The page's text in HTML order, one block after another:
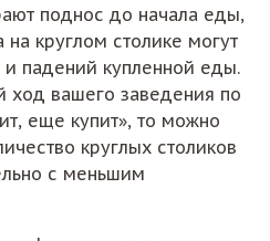
поднос до начала еды,
круглом столике могут
и падений купленной еды.
ход вашего заведения по
еще купит», то можно
круглых столиков
с меньшим